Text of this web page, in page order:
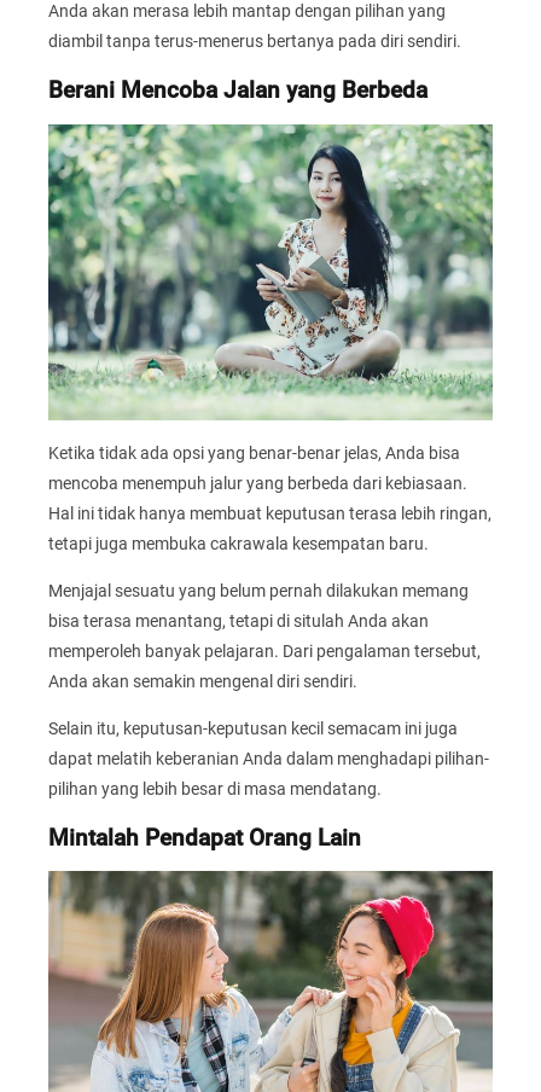
Anda akan merasa lebih mantap dengan pilihan yang
diambil tanpa terus-menerus bertanya pada diri sendiri.
Berani Mencoba Jalan yang Berbeda
Ketika tidak ada opsi yang benar-benar jelas, Anda bisa
mencoba menempuh jalur yang berbeda dari kebiasaan.
Hal ini tidak hanya membuat keputusan terasa lebih ringan,
tetapi juga membuka cakrawala kesempatan baru.
Menjajal sesuatu yang belum pernah dilakukan memang
bisa terasa menantang, tetapi di situlah Anda akan
memperoleh banyak pelajaran. Dari pengalaman tersebut,
Anda akan semakin mengenal diri sendiri.
Selain itu, keputusan-keputusan kecil semacam ini juga
dapat melatih keberanian Anda dalam menghadapi pilihan-
pilihan yang lebih besar di masa mendatang.
Mintalah Pendapat Orang Lain